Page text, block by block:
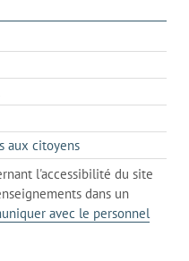
dans
un
client
de
votre
téléphone
aux citoyenss'ouvre
dans
l'onglet
actuel
l'accessibilité du site
dans un
avec le personnel